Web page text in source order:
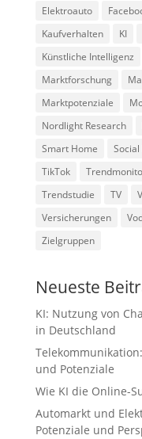
Elektroauto
Kaufverhalten
KI
Künstliche Intelligenz
Marktforschung
Marktpotenziale
Nordlight Research
Smart Home
TikTok
Trendstudie
TV
Versicherungen
Zielgruppen
Neueste
KI: Nutzung von
in Deutschland
und Potenziale
Wie KI die Online-
Automarkt und
Potenziale und